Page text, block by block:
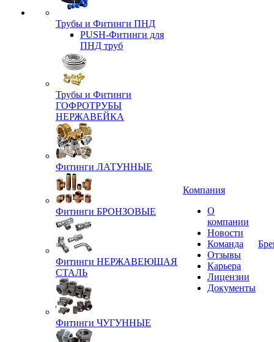
Трубы и Фитинги ПНД
PUSH-Фитинги для
ПНД труб
Трубы и Фитинги
ГОФРОТРУБЫ
НЕРЖАВЕЙКА
Фитинги ЛАТУННЫЕ
Фитинги БРОНЗОВЫЕ
Фитинги НЕРЖАВЕЮЩАЯ
СТАЛЬ
Фитинги ЧУГУННЫЕ
Компания
О
компании
Новости
Команда
Отзывы
Карьера
Лицензии
Документы